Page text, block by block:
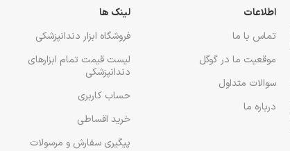
اطلاعات
تماس با ما
موقعیت ما در گوگل
سوالات متداول
درباره ما
لینک ها
فروشگاه ابزار دندانپزشکی
لیست قیمت تمام ابزارهای
دندانپزشکی
حساب کاربری
خرید اقساطی
پیگیری سفارش و مرسولات